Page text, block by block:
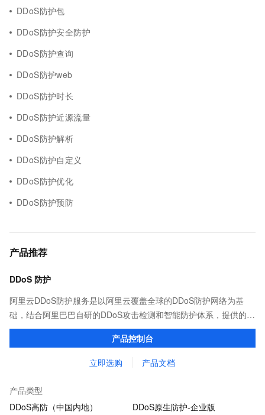
DDoS防护包
DDoS防护安全防护
DDoS防护查询
DDoS防护web
DDoS防护时长
DDoS防护近源流量
DDoS防护解析
DDoS防护自定义
DDoS防护优化
DDoS防护预防
产品推荐
DDoS 防护
阿里云DDoS防护服务是以阿里云覆盖全球的DDoS防护网络为基
础，结合阿里巴巴自研的DDoS攻击检测和智能防护体系，提供的
DDoS防护服务，自动快速的缓解网络攻击，从而减少业务损失，降
产品控制台
立即选购 产品文档
产品类型
DDoS高防（中国内地）
DDoS原生防护-企业版